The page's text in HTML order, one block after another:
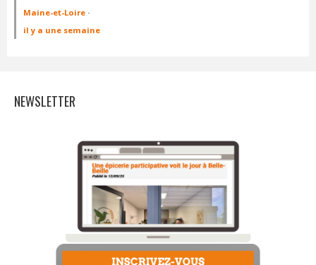
Maine-et-Loire ·
il y a une semaine
NEWSLETTER